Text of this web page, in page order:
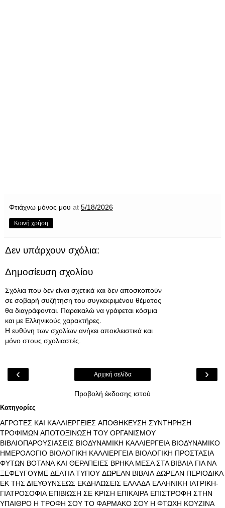
Φτιάχνω μόνος μου at 5/18/2026
Κοινή χρήση
Δεν υπάρχουν σχόλια:
Δημοσίευση σχολίου
Σχόλια που δεν είναι σχετικά και δεν αποσκοπούν
σε σοβαρή συζήτηση του συγκεκριμένου θέματος
θα διαγράφονται. Παρακαλώ να γράφεται κόσμια
και με Ελληνικούς χαρακτήρες.
Η ευθύνη των σχολίων ανήκει αποκλειστικά και
μόνο στους σχολιαστές.
‹ ›
Αρχική σελίδα
Προβολή έκδοσης ιστού
Κατηγορίες
ΑΓΡΟΤΕΣ ΚΑΙ ΚΑΛΛΙΕΡΓΕΙΕΣ ΑΠΟΘΗΚΕΥΣΗ ΣΥΝΤΗΡΗΣΗ
ΤΡΟΦΙΜΩΝ ΑΠΟΤΟΞΙΝΩΣΗ ΤΟΥ ΟΡΓΑΝΙΣΜΟΥ
ΒΙΒΛΙΟΠΑΡΟΥΣΙΑΣΕΙΣ ΒΙΟΔΥΝΑΜΙΚΗ ΚΑΛΛΙΕΡΓΕΙΑ ΒΙΟΔΥΝΑΜΙΚΟ
ΗΜΕΡΟΛΟΓΙΟ ΒΙΟΛΟΓΙΚΗ ΚΑΛΛΙΕΡΓΕΙΑ ΒΙΟΛΟΓΙΚΗ ΠΡΟΣΤΑΣΙΑ
ΦΥΤΩΝ ΒΟΤΑΝΑ ΚΑΙ ΘΕΡΑΠΕΙΕΣ ΒΡΗΚΑ ΜΕΣΑ ΣΤΑ ΒΙΒΛΙΑ ΓΙΑ ΝΑ
ΞΕΦΕΥΓΟΥΜΕ ΔΕΛΤΙΑ ΤΥΠΟΥ ΔΩΡΕΑΝ ΒΙΒΛΙΑ ΔΩΡΕΑΝ ΠΕΡΙΟΔΙΚΑ
ΕΚ ΤΗΣ ΔΙΕΥΘΥΝΣΕΩΣ ΕΚΔΗΛΩΣΕΙΣ ΕΛΛΑΔΑ ΕΛΛΗΝΙΚΗ ΙΑΤΡΙΚΗ-
ΓΙΑΤΡΟΣΟΦΙΑ ΕΠΙΒΙΩΣΗ ΣΕ ΚΡΙΣΗ ΕΠΙΚΑΙΡΑ ΕΠΙΣΤΡΟΦΗ ΣΤΗΝ
ΥΠΑΙΘΡΟ Η ΤΡΟΦΗ ΣΟΥ ΤΟ ΦΑΡΜΑΚΟ ΣΟΥ Η ΦΤΩΧΗ ΚΟΥΖΙΝΑ